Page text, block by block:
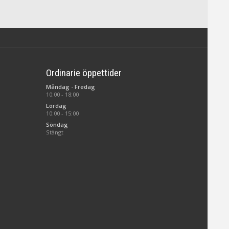
Ordinarie öppettider
Måndag - Fredag
10:00 - 18:00
Lördag
10:00 - 15:00
Söndag
Stängt